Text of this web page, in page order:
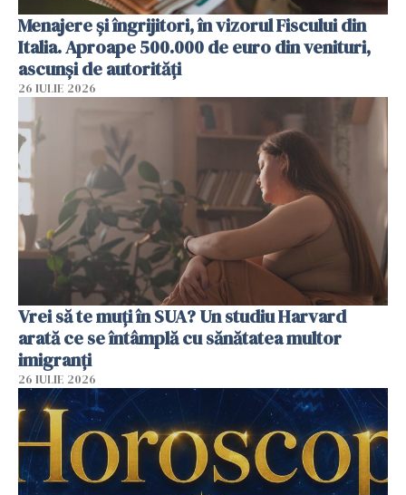
Menajere și îngrijitori, în vizorul Fiscului din
Italia. Aproape 500.000 de euro din venituri,
ascunși de autorități
26 IULIE 2026
Vrei să te muți în SUA? Un studiu Harvard
arată ce se întâmplă cu sănătatea multor
imigranți
26 IULIE 2026